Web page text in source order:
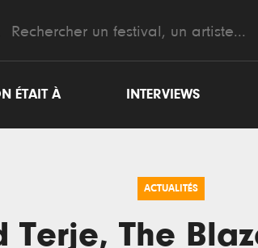
ÉTAIT À INTERVIEWS
ACTUALITÉS
Terje, The